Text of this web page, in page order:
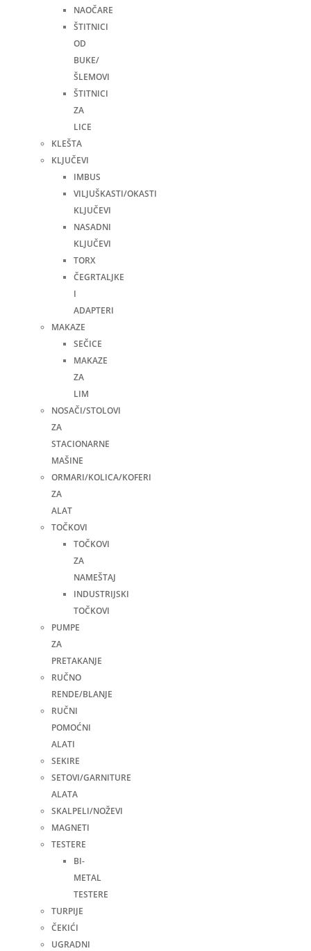
NAOČARE
ŠTITNICI
OD
BUKE/
ŠLEMOVI
ŠTITNICI
ZA
LICE
KLEŠTA
KLJUČEVI
IMBUS
VILJUŠKASTI/OKASTI
KLJUČEVI
NASADNI
KLJUČEVI
TORX
ČEGRTALJKE
I
ADAPTERI
MAKAZE
SEČICE
MAKAZE
ZA
LIM
NOSAČI/STOLOVI
ZA
STACIONARNE
MAŠINE
ORMARI/KOLICA/KOFERI
ZA
ALAT
TOČKOVI
TOČKOVI
ZA
NAMEŠTAJ
INDUSTRIJSKI
TOČKOVI
PUMPE
ZA
PRETAKANJE
RUČNO
RENDE/BLANJE
RUČNI
POMOĆNI
ALATI
SEKIRE
SETOVI/GARNITURE
ALATA
SKALPELI/NOŽEVI
MAGNETI
TESTERE
BI-
METAL
TESTERE
TURPIJE
ČEKIĆI
UGRADNI